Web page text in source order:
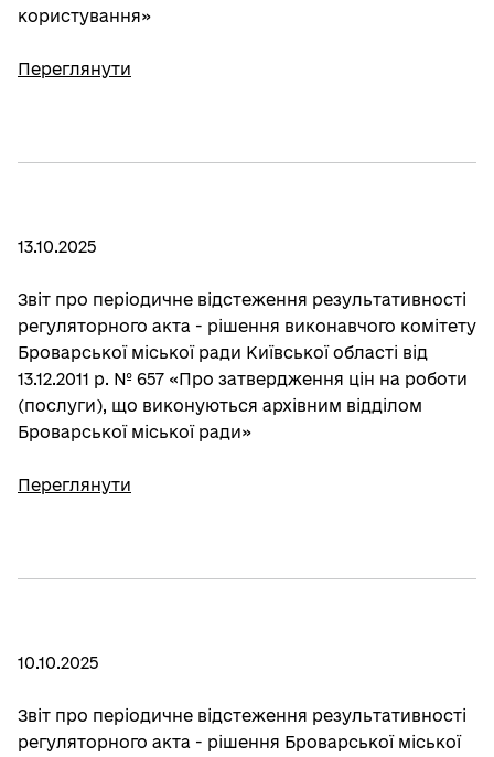
користування»
Переглянути
13.10.2025
Звіт про періодичне відстеження результативності
регуляторного акта - рішення виконавчого комітету
Броварської міської ради Київської області від
13.12.2011 р. № 657 «Про затвердження цін на роботи
(послуги), що виконуються архівним відділом
Броварської міської ради»
Переглянути
10.10.2025
Звіт про періодичне відстеження результативності
регуляторного акта - рішення Броварської міської